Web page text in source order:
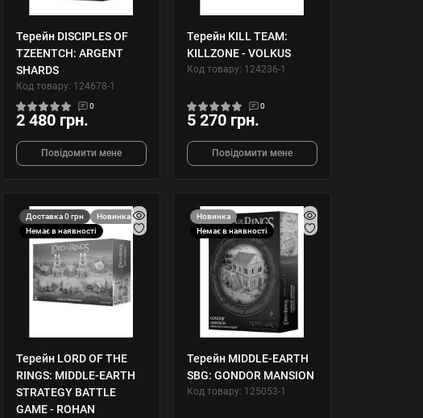
Терейн DISCIPLES OF
TZEENTCH: ARGENT
SHARDS
Код товару: 124678-1
0
2 480 грн.
Повідомити мене
Терейн KILL TEAM:
KILLZONE - VOLKUS
Код товару: 124236-1
0
5 270 грн.
Повідомити мене
Доставка 0 грн
Новинка
Немає в наявності
Терейн LORD OF THE
RINGS: MIDDLE-EARTH
STRATEGY BATTLE
GAME - ROHAN
Новинка
Немає в наявності
Терейн MIDDLE-EARTH
SBG: GONDOR MANSION
Код товару: 125053-1